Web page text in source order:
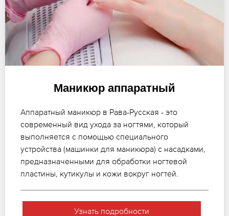
Маникюр аппаратный
Аппаратный маникюр в Рава-Русская - это
современный вид ухода за ногтями, который
выполняется с помощью специального
устройства (машинки для маникюра) с насадками,
предназначенными для обработки ногтевой
пластины, кутикулы и кожи вокруг ногтей.
Узнать подробности